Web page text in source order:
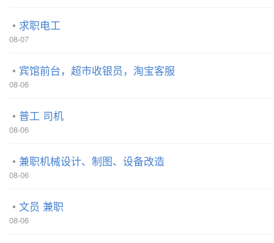
求职电工
08-07
宾馆前台，超市收银员，淘宝客服
08-06
普工 司机
08-06
兼职机械设计、制图、设备改造
08-06
文员 兼职
08-06